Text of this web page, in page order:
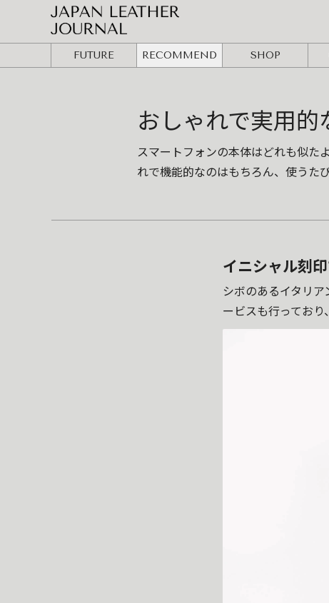
FUTURE RECOMMEND SHOP
おしゃれで実用的
スマートフォンの本体はどれも似た
れで機能的なのはもちろん、使うた
イニシャル刻
シボのあるイタリ
ービスも行っており